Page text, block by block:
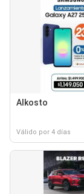
Alkosto
Válido por 4 días